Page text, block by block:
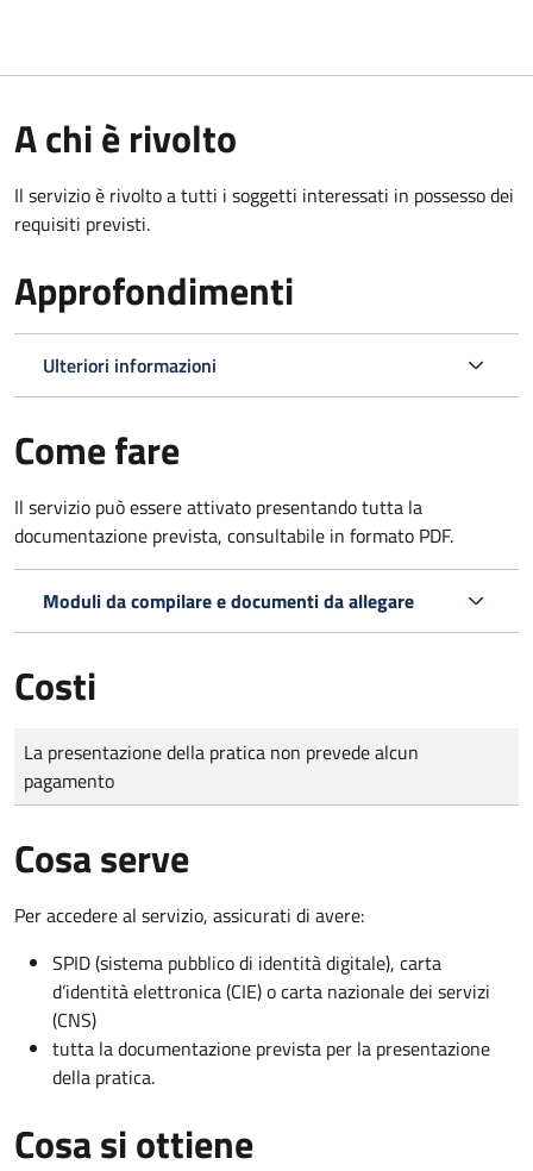
A chi è rivolto
Il servizio è rivolto a tutti i soggetti interessati in possesso dei
requisiti previsti.
Approfondimenti
Ulteriori informazioni
Come fare
Il servizio può essere attivato presentando tutta la
documentazione prevista, consultabile in formato PDF.
Moduli da compilare e documenti da allegare
Costi
Tipo di pagamento
Importo
La presentazione della pratica non prevede alcun
pagamento
Cosa serve
Per accedere al servizio, assicurati di avere:
SPID (sistema pubblico di identità digitale), carta
d’identità elettronica (CIE) o carta nazionale dei servizi
(CNS)
tutta la documentazione prevista per la presentazione
della pratica.
Cosa si ottiene